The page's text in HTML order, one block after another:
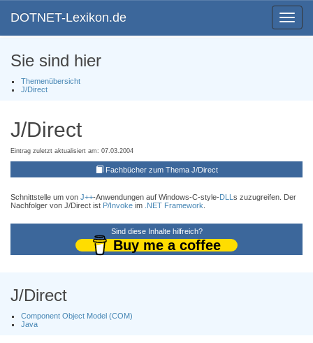
Toggle
DOTNET-Lexikon.de
Sie sind hier
Themenübersicht
J/Direct
J/Direct
Eintrag zuletzt aktualisiert am: 07.03.2004
Fachbücher zum Thema J/Direct
Schnittstelle um von J++-Anwendungen auf Windows-C-style-DLL s zuzugreifen. Der
Nachfolger von J/Direct ist P/Invoke im .NET Framework
Sind diese Inhalte hilfreich?
Buy me a coffee
J/Direct
Component Object Model (COM)
Java